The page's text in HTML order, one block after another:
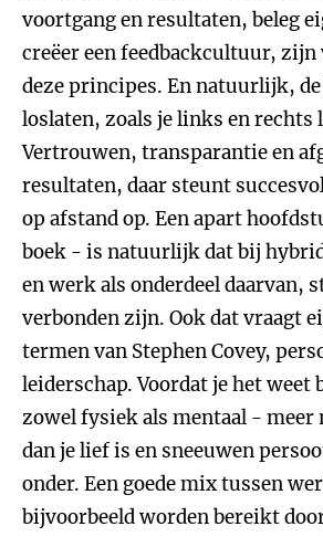
voortgang en resultaten, beleg
creëer een feedbackcultuur, zijn
deze principes. En natuurlijk, de
loslaten, zoals je links en rechts
Vertrouwen, transparantie en
resultaten, daar steunt
op afstand op. Een apart
boek - is natuurlijk dat bij
en werk als onderdeel daarvan,
verbonden zijn. Ook dat vraagt
termen van Stephen Covey,
leiderschap. Voordat je het weet
zowel fysiek als mentaal - meer
dan je lief is en sneeuwen
onder. Een goede mix tussen
bijvoorbeeld worden bereikt